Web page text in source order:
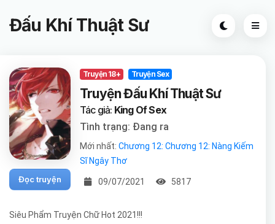
Đấu Khí Thuật Sư
Đọc truyện
Truyện 18+ Truyện Sex
Truyện Đấu Khí Thuật Sư
Tác giả: King Of Sex
Tình trạng: Đang ra
Mới nhất: Chương 12: Chương 12: Nàng Kiếm
Sĩ Ngây Thơ
09/07/2021 5817
Siêu Phẩm Truyện Chữ Hot 2021!!!